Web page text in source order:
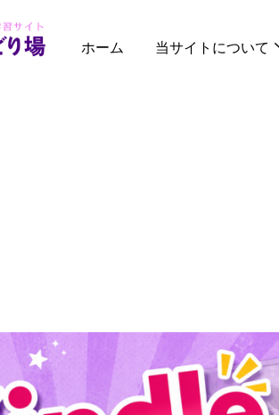
ホーム 当サイトについて